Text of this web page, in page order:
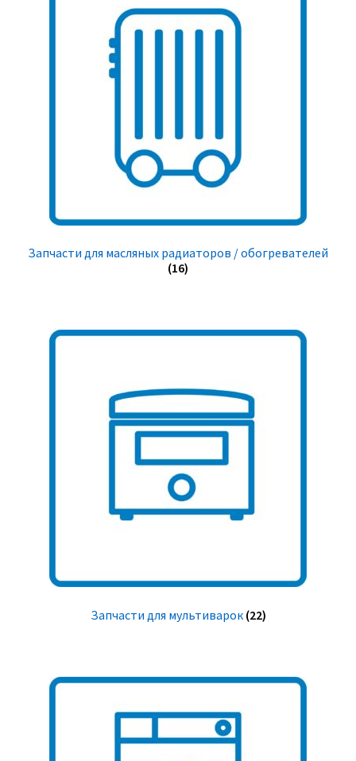
Запчасти для масляных радиаторов / обогревателей
(16)
Запчасти для мультиварок (22)